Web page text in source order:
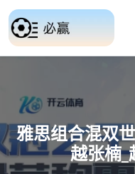
雅思组合混双
越张楠